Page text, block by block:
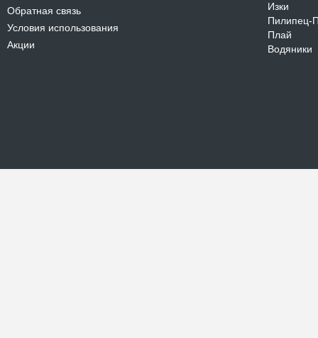
Обратная связь
Условия использования
Акции
Изки
Пилипец-
Плай
Водяники